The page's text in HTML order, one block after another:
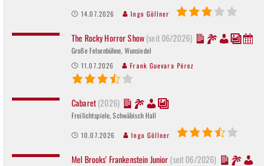
14.07.2026 Ingo Göllner
The Rocky Horror Show(seit 06/2026)
Große Felsenbühne, Wunsiedel
11.07.2026 Frank Guevara Pérez
Cabaret(2026)
Freilichtspiele, Schwäbisch Hall
10.07.2026 Ingo Göllner
Mel Brooks' Frankenstein Junior(seit 06/2026)